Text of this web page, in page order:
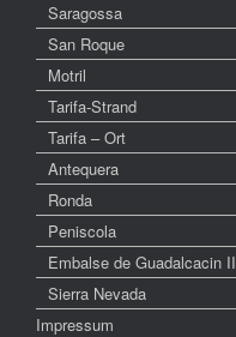
Saragossa
San Roque
Motril
Tarifa-Strand
Tarifa – Ort
Antequera
Ronda
Peniscola
Embalse de Guadalcacin II
Sierra Nevada
Impressum